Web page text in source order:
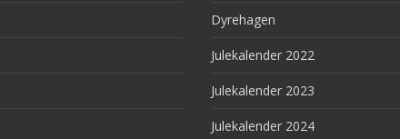
Dyrehagen
Julekalender 2022
Julekalender 2023
Julekalender 2024